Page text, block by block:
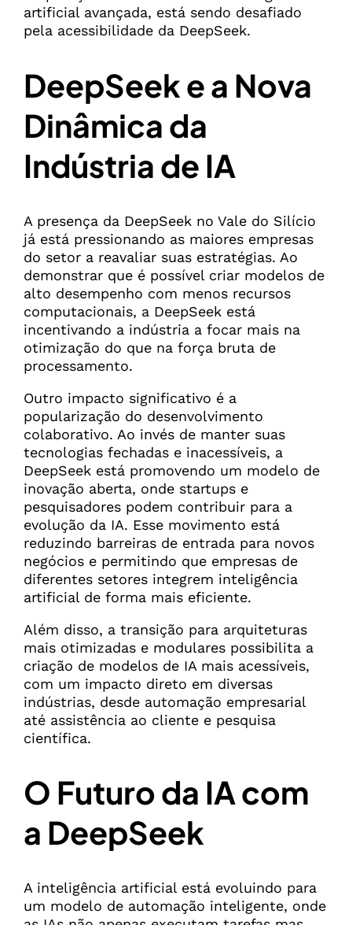
artificial avançada, está sendo desafiado
pela acessibilidade da DeepSeek.
DeepSeek e a Nova
Dinâmica da
Indústria de IA
A presença da DeepSeek no Vale do Silício
já está pressionando as maiores empresas
do setor a reavaliar suas estratégias. Ao
demonstrar que é possível criar modelos de
alto desempenho com menos recursos
computacionais, a DeepSeek está
incentivando a indústria a focar mais na
otimização do que na força bruta de
processamento.
Outro impacto significativo é a
popularização do desenvolvimento
colaborativo. Ao invés de manter suas
tecnologias fechadas e inacessíveis, a
DeepSeek está promovendo um modelo de
inovação aberta, onde startups e
pesquisadores podem contribuir para a
evolução da IA. Esse movimento está
reduzindo barreiras de entrada para novos
negócios e permitindo que empresas de
diferentes setores integrem inteligência
artificial de forma mais eficiente.
Além disso, a transição para arquiteturas
mais otimizadas e modulares possibilita a
criação de modelos de IA mais acessíveis,
com um impacto direto em diversas
indústrias, desde automação empresarial
até assistência ao cliente e pesquisa
científica.
O Futuro da IA com
a DeepSeek
A inteligência artificial está evoluindo para
um modelo de automação inteligente, onde